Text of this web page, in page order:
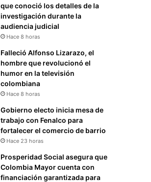
que conoció los detalles de la
investigación durante la
audiencia judicial
Hace 8 horas
Falleció Alfonso Lizarazo, el
hombre que revolucionó el
humor en la televisión
colombiana
Hace 8 horas
Gobierno electo inicia mesa de
trabajo con Fenalco para
fortalecer el comercio de barrio
Hace 23 horas
Prosperidad Social asegura que
Colombia Mayor cuenta con
financiación garantizada para